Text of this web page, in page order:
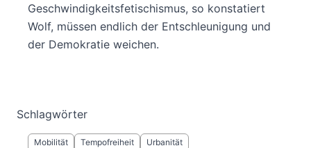
Geschwindigkeitsfetischismus, so konstatiert
Wolf, müssen endlich der Entschleunigung und
der Demokratie weichen.
Schlagwörter
Mobilität Tempofreiheit Urbanität